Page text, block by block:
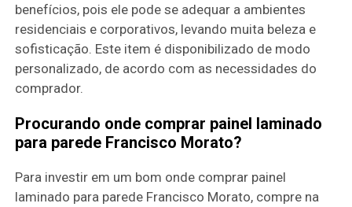
benefícios, pois ele pode se adequar a ambientes
residenciais e corporativos, levando muita beleza e
sofisticação. Este item é disponibilizado de modo
personalizado, de acordo com as necessidades do
comprador.
Procurando onde comprar painel laminado
para parede Francisco Morato?
Para investir em um bom onde comprar painel
laminado para parede Francisco Morato, compre na